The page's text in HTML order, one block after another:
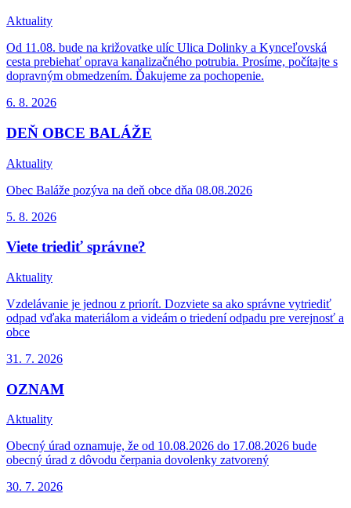
Aktuality
Od 11.08. bude na križovatke ulíc Ulica Dolinky a Kynceľovská
cesta prebiehať oprava kanalizačného potrubia. Prosíme, počítajte s
dopravným obmedzením. Ďakujeme za pochopenie.
6. 8. 2026
DEŇ OBCE BALÁŽE
Aktuality
Obec Baláže pozýva na deň obce dňa 08.08.2026
5. 8. 2026
Viete triediť správne?
Aktuality
Vzdelávanie je jednou z priorít. Dozviete sa ako správne vytriediť
odpad vďaka materiálom a videám o triedení odpadu pre verejnosť a
obce
31. 7. 2026
OZNAM
Aktuality
Obecný úrad oznamuje, že od 10.08.2026 do 17.08.2026 bude
obecný úrad z dôvodu čerpania dovolenky zatvorený
30. 7. 2026